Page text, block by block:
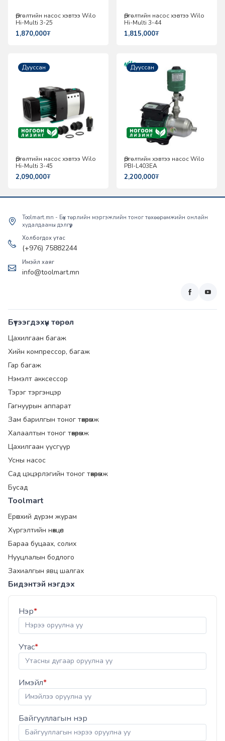
Өргөлтийн насос хэвтээ Wilo
Hi-Multi 3-25
1,870,000₮
Өргөлтийн насос хэвтээ Wilo
Hi-Multi 3-44
1,815,000₮
Дууссан
Өргөлтийн насос хэвтээ Wilo
Hi-Multi 3-45
2,090,000₮
Дууссан
Өргөлтийн хэвтээ насос Wilo
PBI-L403EA
2,200,000₮
Toolmart.mn - Бүх төрлийн мэргэжлийн тоног төхөөрөмжийн онлайн
худалдааны дэлгүүр
Холбогдох утас
(+976) 75882244
Имэйл хаяг
info@toolmart.mn
Бүтээгдэхүүн төрөл
Цахилгаан багаж
Хийн компрессор, багаж
Гар багаж
Нэмэлт акксессор
Тэрэг тэргэнцэр
Гагнуурын аппарат
Зам барилгын тоног төхөөрөмж
Халаалтын тоног төхөөрөмж
Цахилгаан үүсгүүр
Усны насос
Сад цэцэрлэгийн тоног төхөөрөмж
Бусад
Toolmart
Ерөнхий дүрэм журам
Хүргэлтийн нөхцөл
Бараа буцаах, солих
Нууцлалын бодлого
Захиалгын явц шалгах
Бидэнтэй нэгдэх
Нэр*
Утас*
Имэйл*
Байгууллагын нэр